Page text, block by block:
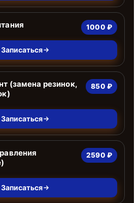
1000 ₽
Записаться
(замена резинок,
850 ₽
Записаться
2590 ₽
Записаться